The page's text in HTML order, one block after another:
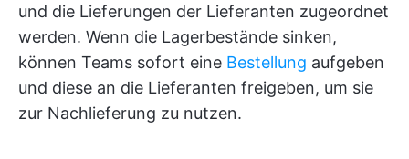
und die Lieferungen der Lieferanten zugeordnet
werden. Wenn die Lagerbestände sinken,
können Teams sofort eine Bestellung aufgeben
und diese an die Lieferanten freigeben, um sie
zur Nachlieferung zu nutzen.